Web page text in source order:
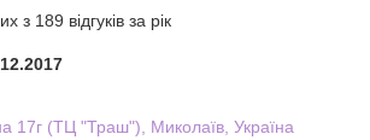
з 189 відгуків за рік
17г (ТЦ "Траш"), Миколаїв, Україна